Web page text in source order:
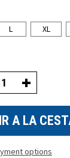
L XL
Aumentar
la
cantidad
chaqueta
para
options